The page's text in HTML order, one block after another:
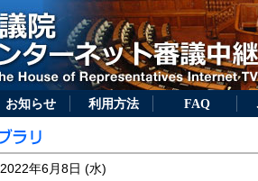
お知らせ 利用方法 FAQ
2022年6月8日 (水)